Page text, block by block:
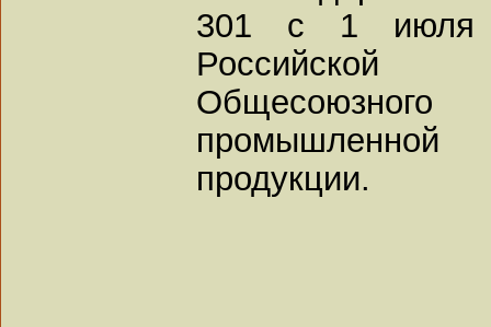
301 с 1 июля
Российской
промышленной
продукции.